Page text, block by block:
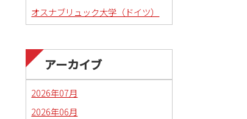
オスナブリュック大学（ドイツ）
アーカイブ
2026年07月
2026年06月